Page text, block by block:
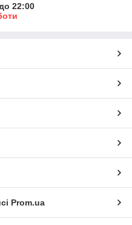
22:00
Prom.ua